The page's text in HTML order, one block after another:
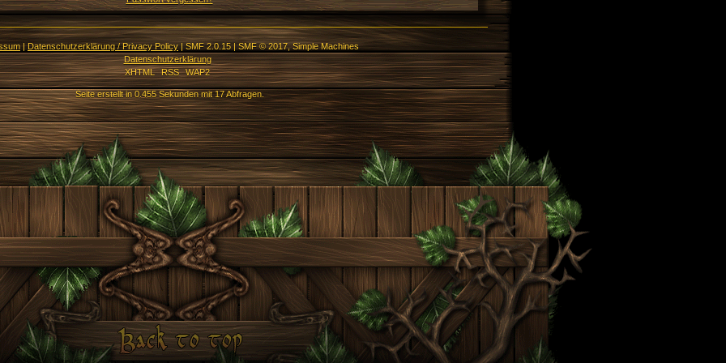
|Datenschutzerklärung / Privacy Policy|SMF 2.0.15 | SMF © 2017,Simple Machines
Datenschutzerklärung
XHTML
RSS WAP2
Seite erstellt in 0.455 Sekunden mit 17 Abfragen.